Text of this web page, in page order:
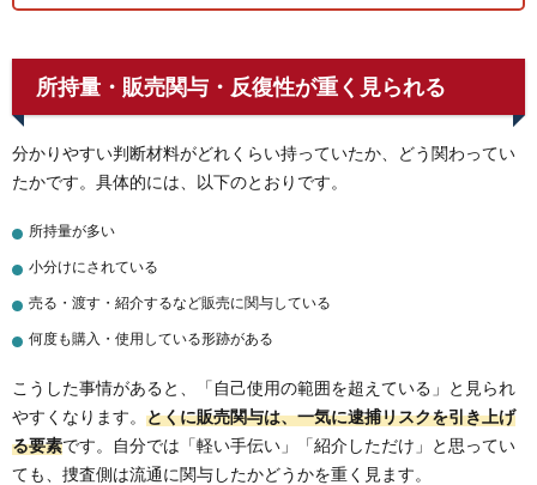
所持量・販売関与・反復性が重く見られる
分かりやすい判断材料がどれくらい持っていたか、どう関わってい
たかです。具体的には、以下のとおりです。
所持量が多い
小分けにされている
売る・渡す・紹介するなど販売に関与している
何度も購入・使用している形跡がある
こうした事情があると、「自己使用の範囲を超えている」と見られ
やすくなります。 とくに販売関与は、一気に逮捕リスクを引き上げ
る要素です。自分では「軽い手伝い」「紹介しただけ」と思ってい
ても、捜査側は流通に関与したかどうかを重く見ます。